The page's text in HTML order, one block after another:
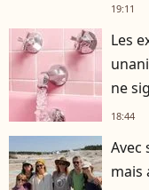
19:11
Les
ne
18:44
Avec
mais